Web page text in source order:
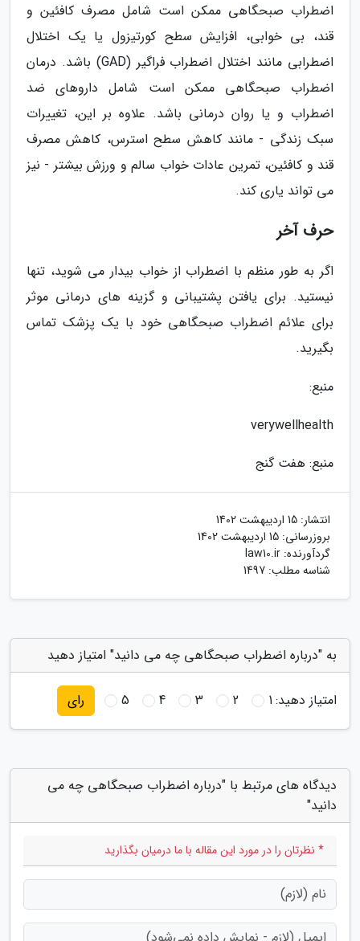
اضطراب صبحگاهی ممکن است شامل مصرف کافئین و
قند، بی خوابی، افزایش سطح کورتیزول یا یک اختلال
اضطرابی مانند اختلال اضطراب فراگیر (GAD) باشد. درمان
اضطراب صبحگاهی ممکن است شامل داروهای ضد
اضطراب و یا روان درمانی باشد. علاوه بر این، تغییرات
سبک زندگی - مانند کاهش سطح استرس، کاهش مصرف
قند و کافئین، تمرین عادات خواب سالم و ورزش بیشتر - نیز
می تواند یاری کند.
حرف آخر
اگر به طور منظم با اضطراب از خواب بیدار می شوید، تنها
نیستید. برای یافتن پشتیبانی و گزینه های درمانی موثر
برای علائم اضطراب صبحگاهی خود با یک پزشک تماس
بگیرید.
منبع:
verywellhealth
منبع: هفت گنج
انتشار: 15 اردیبهشت 1402
بروزرسانی: 15 اردیبهشت 1402
گردآورنده: law10.ir
شناسه مطلب: 1497
به "درباره اضطراب صبحگاهی چه می دانید" امتیاز دهید
امتیاز دهید:1
2
3
4
5 رای
دیدگاه های مرتبط با "درباره اضطراب صبحگاهی چه می
دانید"
* نظرتان را در مورد این مقاله با ما درمیان بگذارید